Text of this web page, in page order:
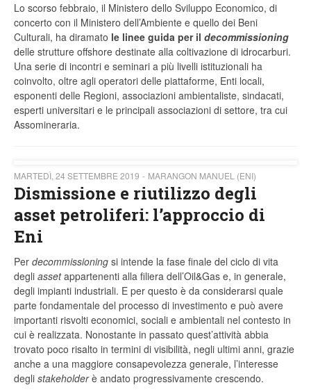
Lo scorso febbraio, il Ministero dello Sviluppo Economico, di
concerto con il Ministero dell’Ambiente e quello dei Beni
Culturali, ha diramato le linee guida per il decommissioning
delle strutture offshore destinate alla coltivazione di idrocarburi.
Una serie di incontri e seminari a più livelli istituzionali ha
coinvolto, oltre agli operatori delle piattaforme, Enti locali,
esponenti delle Regioni, associazioni ambientaliste, sindacati,
esperti universitari e le principali associazioni di settore, tra cui
Assomineraria.
MARTEDÌ, 24 SETTEMBRE 2019 MARANGON MANUEL (ENI)
Dismissione e riutilizzo degli
asset petroliferi: l’approccio di
Eni
Per decommissioning si intende la fase finale del ciclo di vita
degli assetappartenenti alla filiera dell’Oil&Gas e, in generale,
degli impianti industriali. E per questo è da considerarsi quale
parte fondamentale del processo di investimento e può avere
importanti risvolti economici, sociali e ambientali nel contesto in
cui è realizzata. Nonostante in passato quest’attività abbia
trovato poco risalto in termini di visibilità, negli ultimi anni, grazie
anche a una maggiore consapevolezza generale, l’interesse
degli stakeholderè andato progressivamente crescendo.